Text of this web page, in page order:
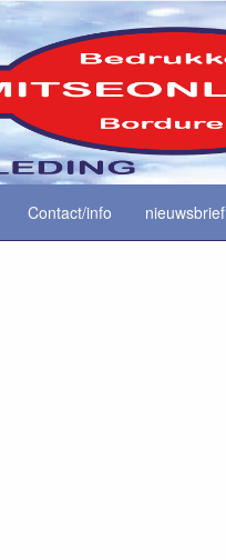
Contact/info nieuwsbrief